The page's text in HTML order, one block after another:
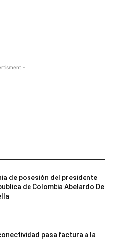
-
de posesión del presidente
de Colombia Abelardo De
pasa factura a la